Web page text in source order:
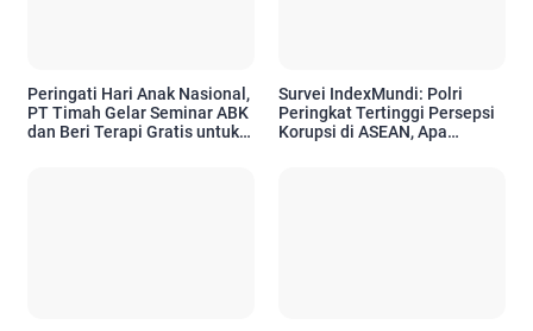
Peringati Hari Anak Nasional,
PT Timah Gelar Seminar ABK
dan Beri Terapi Gratis untuk
Survei IndexMundi: Polri
Peringkat Tertinggi Persepsi
Korupsi di ASEAN, Apa